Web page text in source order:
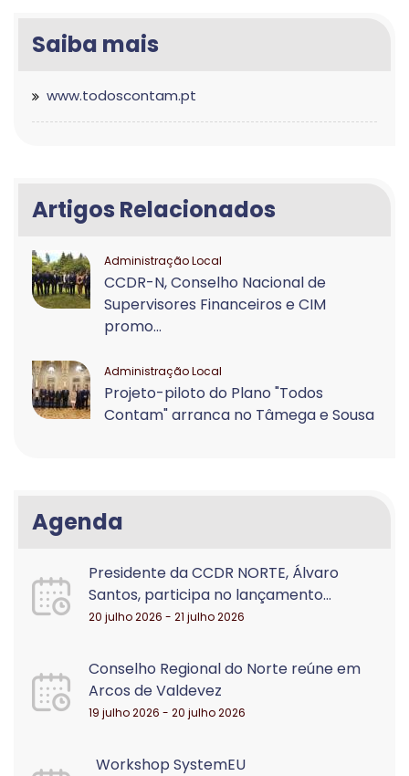
Saiba mais
www.todoscontam.pt
Artigos Relacionados
Administração Local
CCDR-N, Conselho Nacional de
Supervisores Financeiros e CIM
promo...
Administração Local
Projeto-piloto do Plano "Todos
Contam" arranca no Tâmega e Sousa
Agenda
Presidente da CCDR NORTE, Álvaro
Santos, participa no lançamento...
20 julho 2026 - 21 julho 2026
Conselho Regional do Norte reúne em
Arcos de Valdevez
19 julho 2026 - 20 julho 2026
Workshop SystemEU